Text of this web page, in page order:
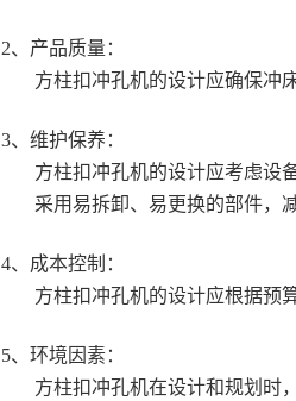
2、产品质量：
方柱扣冲孔机的设计应确保冲
3、维护保养：
方柱扣冲孔机的设计应考虑设
采用易拆卸、易更换的部件，
4、成本控制：
方柱扣冲孔机的设计应根据预
5、环境因素：
方柱扣冲孔机在设计和规划时